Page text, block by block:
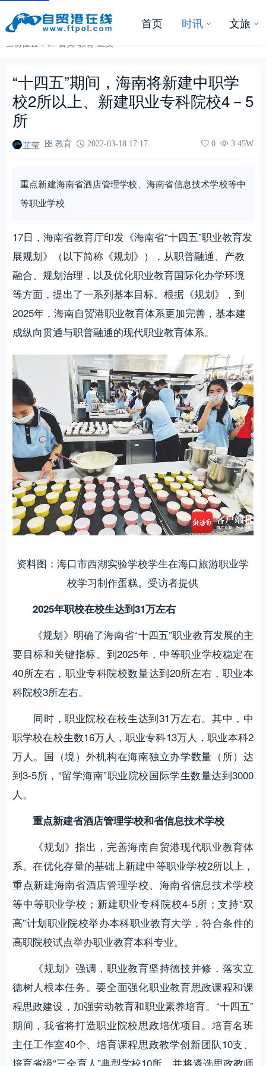
首页 时讯 文旅
当前位置： 首页 教育 正文
“十四五”期间，海南将新建中职学
校2所以上、新建职业专科院校4－5
所
芷莹 教育 2022-03-18 17:17 0 3.45W
重点新建海南省酒店管理学校、海南省信息技术学校等中
等职业学校
17日，海南省教育厅印发《海南省“十四五”职业教育发
展规划》（以下简称《规划》），从职普融通、产教
融合、规划治理，以及优化职业教育国际化办学环境
等方面，提出了一系列基本目标。根据《规划》，到
2025年，海南自贸港职业教育体系更加完善，基本建
成纵向贯通与职普融通的现代职业教育体系。
资料图：海口市西湖实验学校学生在海口旅游职业学
校学习制作蛋糕。受访者提供
2025年职校在校生达到31万左右
《规划》明确了海南省“十四五”职业教育发展的主
要目标和关键指标。到2025年，中等职业学校稳定在
40所左右，职业专科院校数量达到20所左右，职业本
科院校3所左右。
同时，职业院校在校生达到31万左右。其中，中
职学校在校生数16万人，职业专科13万人，职业本科2
万人。国（境）外机构在海南独立办学数量（所）达
到3-5所，“留学海南”职业院校国际学生数量达到3000
人。
重点新建省酒店管理学校和省信息技术学校
《规划》指出，完善海南自贸港现代职业教育体
系。在优化存量的基础上新建中等职业学校2所以上，
重点新建海南省酒店管理学校、海南省信息技术学校
等中等职业学校；新建职业专科院校4-5所；支持“双
高”计划职业院校举办本科职业教育大学，符合条件的
高职院校试点举办职业教育本科专业。
《规划》强调，职业教育坚持德技并修，落实立
德树人根本任务。要全面强化职业教育思政课程和课
程思政建设，加强劳动教育和职业素养培育。“十四五”
期间，我省将打造职业院校思政培优项目。培育名班
主任工作室40个、培育课程思政教学创新团队10支、
培育省级“三全育人”典型学校10所，并将遴选思政教师